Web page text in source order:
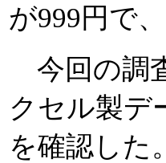
が999円で
今回の調
クセル製デ
を確認した